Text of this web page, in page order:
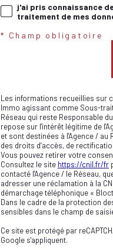
j'ai pris connaissance
traitement de mes
* Champ obligatoire
Les informations recueillies sur
Immo agissant comme Sous-
Réseau qui reste Responsable
repose sur l'intérêt légitime de
et sont destinées à l'Agence /
des droits d’accès, de
Vous pouvez retirer votre
Consultez le site https://cnil.fr/fr
contacté l'Agence / le Réseau,
adresser une réclamation à la
démarchage téléphonique «
Dans le cadre de la protection
sensibles dans le champ de
Ce site est protégé par
Google s'appliquent.